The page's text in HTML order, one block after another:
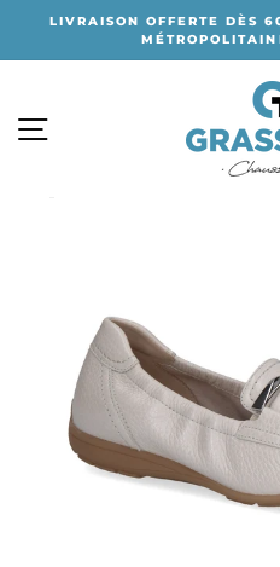
contenu
LIVRAISON OFFERTE DÈS